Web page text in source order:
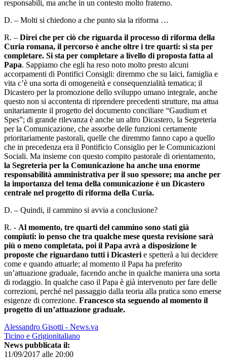
responsabili, ma anche in un contesto molto fraterno.
D. – Molti si chiedono a che punto sia la riforma …
R. – Direi che per ciò che riguarda il processo di riforma della
Curia romana, il percorso è anche oltre i tre quarti: si sta per
completare. Si sta per completare a livello di proposta fatta al
Papa. Sappiamo che egli ha reso noto molto presto alcuni
accorpamenti di Pontifici Consigli: diremmo che su laici, famiglia e
vita c’è una sorta di omogeneità e consequenzialità tematica; il
Dicastero per la promozione dello sviluppo umano integrale, anche
questo non si accontenta di riprendere precedenti strutture, ma attua
unitariamente il progetto del documento conciliare “Gaudium et
Spes”; di grande rilevanza è anche un altro Dicastero, la Segreteria
per la Comunicazione, che assorbe delle funzioni certamente
prioritariamente pastorali, quelle che diremmo fanno capo a quello
che in precedenza era il Pontificio Consiglio per le Comunicazioni
Sociali. Ma insieme con questo compito pastorale di orientamento,
la Segreteria per la Comunicazione ha anche una enorme
responsabilità amministrativa per il suo spessore; ma anche per
la importanza del tema della comunicazione è un Dicastero
centrale nel progetto di riforma della Curia.
D. – Quindi, il cammino si avvia a conclusione?
R. - Al momento, tre quarti del cammino sono stati già
compiuti: io penso che tra qualche mese questa revisione sarà
più o meno completata, poi il Papa avrà a disposizione le
proposte che riguardano tutti i Dicasteri e spetterà a lui decidere
come e quando attuarle; al momento il Papa ha preferito
un’attuazione graduale, facendo anche in qualche maniera una sorta
di rodaggio. In qualche caso il Papa è già intervenuto per fare delle
correzioni, perché nel passaggio dalla teoria alla pratica sono emerse
esigenze di correzione. Francesco sta seguendo al momento il
progetto di un’attuazione graduale.
Alessandro Gisotti - News.va
Ticino e Grigionitaliano
News pubblicata il:
11/09/2017 alle 20:00